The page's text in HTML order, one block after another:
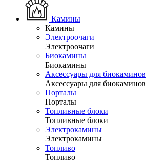
Камины
Камины
Электроочаги
Электроочаги
Биокамины
Биокамины
Аксессуары для биокаминов
Аксессуары для биокаминов
Порталы
Порталы
Топливные блоки
Топливные блоки
Электрокамины
Электрокамины
Топливо
Топливо